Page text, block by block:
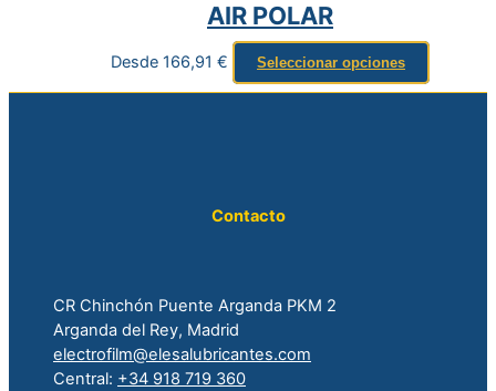
AIR POLAR
Desde 166,91 € Seleccionar opciones
Contacto
CR Chinchón Puente Arganda PKM 2
Arganda del Rey, Madrid
electrofilm@elesalubricantes.com
Central: +34 918 719 360